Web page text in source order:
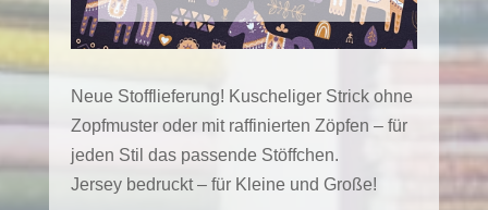
Neue Stofflieferung! Kuscheliger Strick ohne
Zopfmuster oder mit raffinierten Zöpfen – für
jeden Stil das passende Stöffchen.
Jersey bedruckt – für Kleine und Große!